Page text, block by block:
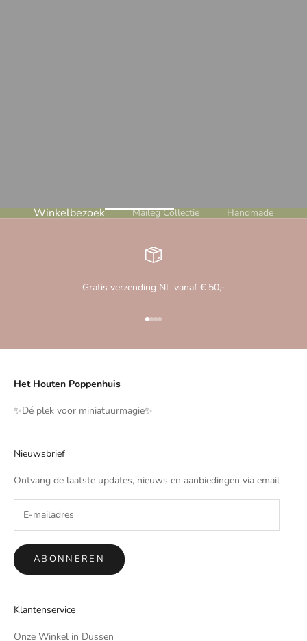
Winkelbezoek Maileg Collectie Handmade
Gratis verzending NL vanaf € 50,-
Naar artikel 1
Naar artikel 2
Naar artikel 3
Naar artikel 4
Het Houten Poppenhuis
✨️Dé plek voor miniatuurmagie✨️
Nieuwsbrief
Ontvang de laatste updates, nieuws en aanbiedingen via email
ABONNEREN
Klantenservice
Onze Winkel in Dussen